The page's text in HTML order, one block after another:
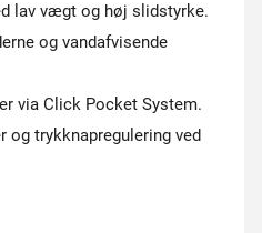
lav vægt og høj slidstyrke.
og vandafvisende
via Click Pocket System.
og trykknapregulering ved